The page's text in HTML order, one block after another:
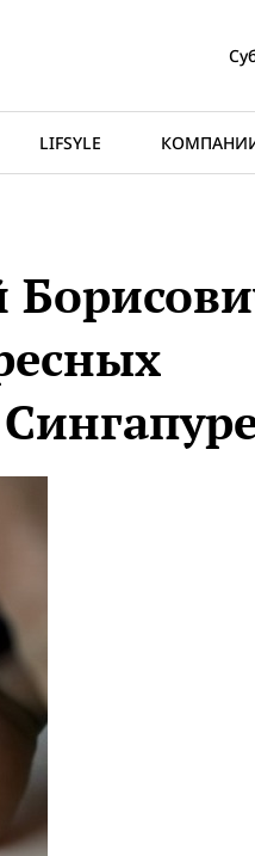
LIFSYLE